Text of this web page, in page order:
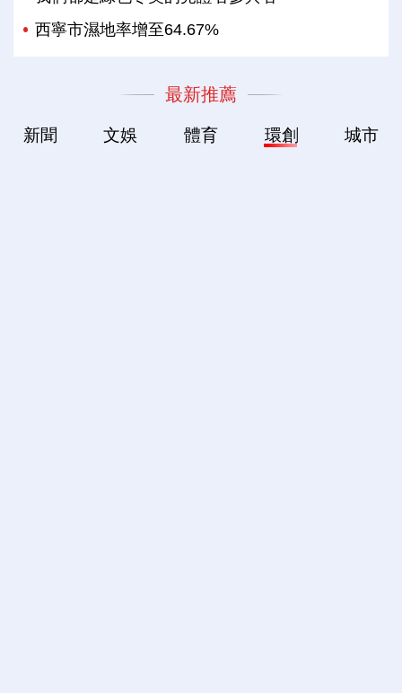
西寧市濕地率增至64.67%
最新推薦
新聞 文娛 體育 環創 城市